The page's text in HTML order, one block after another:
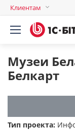
Клиентам
Музеи
Белкарт
Тип проекта: